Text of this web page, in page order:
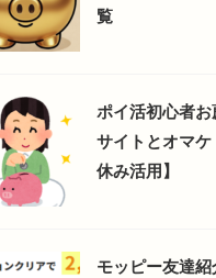
覧
ポイ活初心者
サイトとオマケ
休み活用】
モッピー友達紹